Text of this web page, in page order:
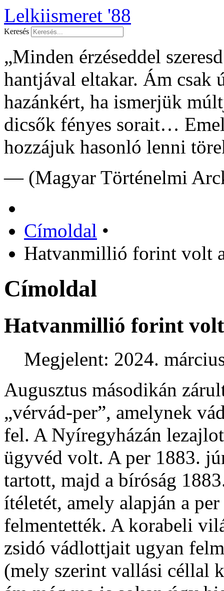
Lelkiismeret '88
Keresés
„Minden érzéseddel
hantjával eltakar. Ám csak
hazánkért, ha ismerjük
dicsők fényes sorait…
hozzájuk hasonló lenni
— (Magyar Történelmi
Címoldal •
Hatvanmillió forint volt
Címoldal
Hatvanmillió forint
Megjelent: 2024.
Augusztus másodikán
„vérvád-per”, amelynek
fel. A Nyíregyházán
ügyvéd volt. A per 1883.
tartott, majd a bíróság
ítéletét, amely alapján a
felmentették. A korabeli
zsidó vádlottjait ugyan
(mely szerint vallási céllal